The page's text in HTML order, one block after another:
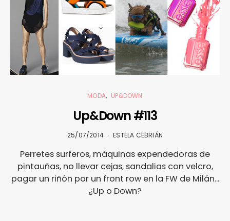
MODA UP&DOWN
Up&Down #113
25/07/2014 ESTELA CEBRIÁN
Perretes surferos, máquinas expendedoras de
pintauñas, no llevar cejas, sandalias con velcro,
pagar un riñón por un front row en la FW de Milán...
¿Up o Down?